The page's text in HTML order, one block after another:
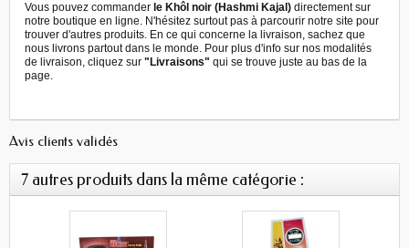
Vous pouvez commander le Khôl noir (Hashmi Kajal) directement sur
notre boutique en ligne. N'hésitez surtout pas à parcourir notre site pour
trouver d'autres produits. En ce qui concerne la livraison, sachez que
nous livrons partout dans le monde. Pour plus d'info sur nos modalités
de livraison, cliquez sur "Livraisons" qui se trouve juste au bas de la
page.
Avis clients validés
7 autres produits dans la même catégorie :